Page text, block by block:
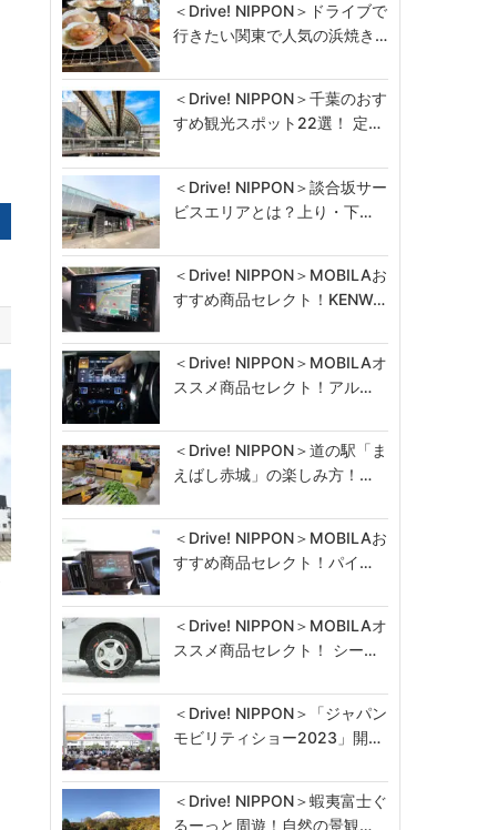
＜Drive! NIPPON＞ドライブで
行きたい関東で人気の浜焼き…
＜Drive! NIPPON＞千葉のおす
すめ観光スポット22選！ 定…
＜Drive! NIPPON＞談合坂サー
ビスエリアとは？上り・下…
＜Drive! NIPPON＞MOBILAお
すすめ商品セレクト！KENW…
＜Drive! NIPPON＞MOBILAオ
ススメ商品セレクト！アル…
＜Drive! NIPPON＞道の駅「ま
えばし赤城」の楽しみ方！…
＜Drive! NIPPON＞MOBILAお
すすめ商品セレクト！パイ…
＜Drive! NIPPON＞MOBILAオ
ススメ商品セレクト！ シー…
＜Drive! NIPPON＞「ジャパン
モビリティショー2023」開…
＜Drive! NIPPON＞蝦夷富士ぐ
るーっと周遊！自然の景観…